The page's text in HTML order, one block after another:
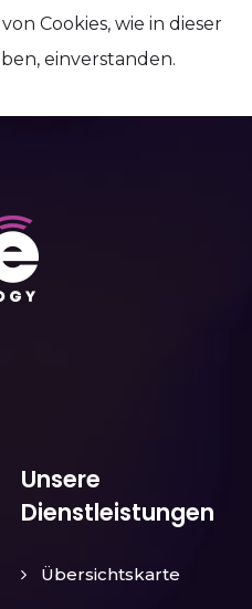
Cookies, wie in dieser
einverstanden.
Unsere
Dienstleistungen
Übersichtskarte